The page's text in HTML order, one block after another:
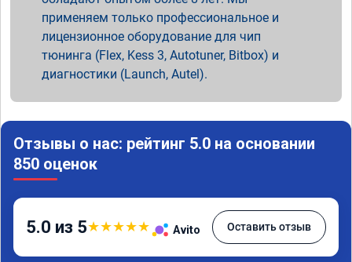
применяем только профессиональное и
лицензионное оборудование для чип
тюнинга (Flex, Kess 3, Autotuner, Bitbox) и
диагностики (Launch, Autel).
Отзывы о нас: рейтинг 5.0 на основании
850 оценок
5.0 из 5★★★★★ Avito Оставить отзыв